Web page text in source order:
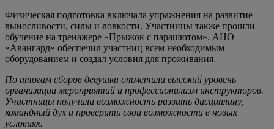
Физическая подготовка включала упражнения на развитие
выносливости, силы и ловкости. Участницы также прошли
обучение на тренажере «Прыжок с парашютом». АНО
«Авангард» обеспечил участниц всем необходимым
оборудованием и создал условия для проживания.
По итогам сборов девушки отметили высокий уровень
организации мероприятий и профессионализм инструкторов.
Участницы получили возможность развить дисциплину,
командный дух и проверить свои возможности в новых
условиях.